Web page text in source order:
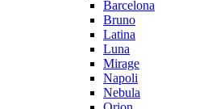
Barcelona
Bruno
Latina
Luna
Mirage
Napoli
Nebula